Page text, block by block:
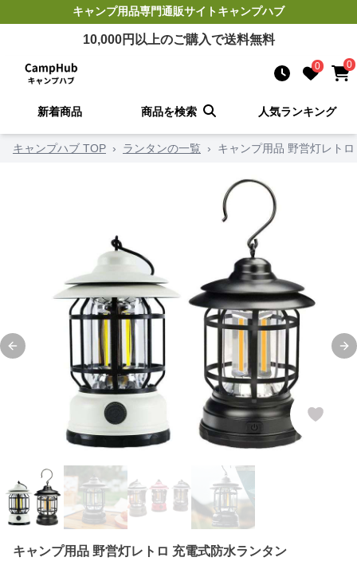
キャンプ用品専門通販サイトキャンプハブ
10,000円以上のご購入で送料無料
0 0
新着商品 商品を検索 人気ランキング
キャンプハブ TOP › ランタンの一覧 › キャンプ用品 野営灯レト
Previous slide
キャンプ用品 野営灯レトロ 充電式防水ランタン